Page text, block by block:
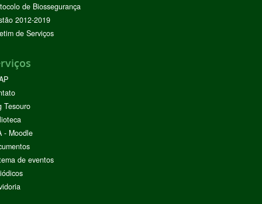
de Biossegurança
2012-2019
de Serviços
Tesouro
- Moodle
de eventos